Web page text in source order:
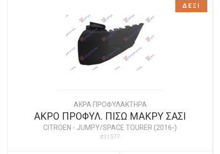
ΑΚΡΑ ΠΡΟΦΥΛΑΚΤΗΡΑ
ΑΚΡΟ ΠΡΟΦΥΛ. ΠΙΣΩ ΜΑΚΡΥ ΣΑΣΙ
CITROEN - JUMPY/SPACE TOURER (2016-)
#31577
ΔΕΞΙ